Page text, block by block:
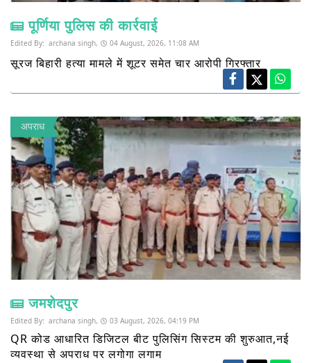
पूर्णिया पुलिस की कार्रवाई
Edited By: archana singh, 04 August, 2026, 11:08 AM
सूरज बिहारी हत्या मामले में शूटर समेत चार आरोपी गिरफ्तार
अपराध
जमशेदपुर
Edited By: archana singh, 03 August, 2026, 04:19 PM
QR कोड आधारित डिजिटल बीट पुलिसिंग सिस्टम की शुरुआत,नई
व्यवस्था से अपराध पर लगोगा लगाम